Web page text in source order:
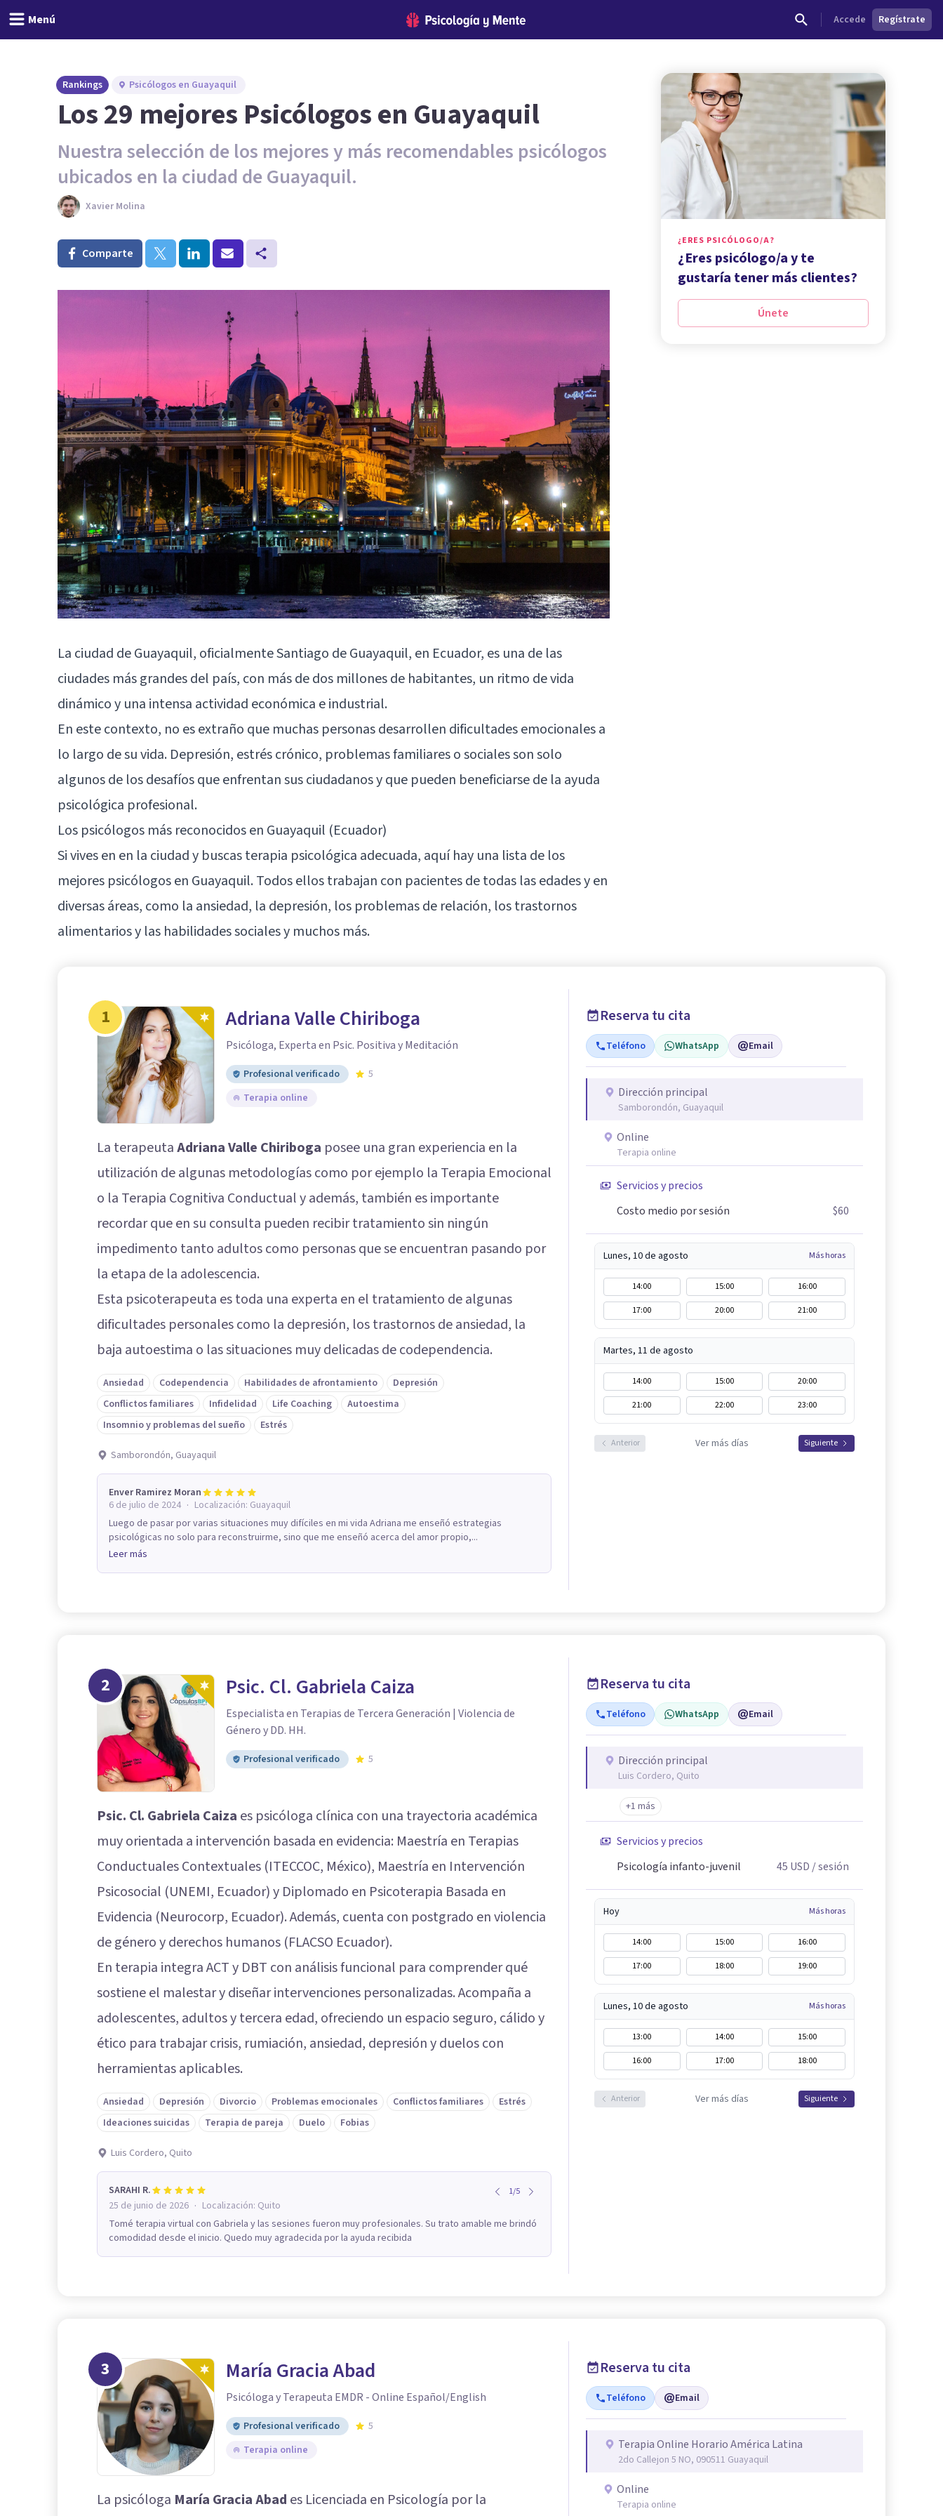
Menú Accede Regístrate
Rankings Psicólogos en Guayaquil
Los 29 mejores Psicólogos en Guayaquil
Nuestra selección de los mejores y más recomendables psicólogos
ubicados en la ciudad de Guayaquil.
Xavier Molina
Comparte
La ciudad de Guayaquil, oficialmente Santiago de Guayaquil, en Ecuador, es una de las
ciudades más grandes del país, con más de dos millones de habitantes, un ritmo de vida
dinámico y una intensa actividad económica e industrial.
En este contexto, no es extraño que muchas personas desarrollen dificultades emocionales a
lo largo de su vida. Depresión, estrés crónico, problemas familiares o sociales son solo
algunos de los desafíos que enfrentan sus ciudadanos y que pueden beneficiarse de la ayuda
psicológica profesional.
Los psicólogos más reconocidos en Guayaquil (Ecuador)
Si vives en en la ciudad y buscas terapia psicológica adecuada, aquí hay una lista de los
mejores psicólogos en Guayaquil. Todos ellos trabajan con pacientes de todas las edades y en
diversas áreas, como la ansiedad, la depresión, los problemas de relación, los trastornos
alimentarios y las habilidades sociales y muchos más.
¿ERES PSICÓLOGO/A?
¿Eres psicólogo/a y te
gustaría tener más clientes?
Únete
1 Adriana Valle Chiriboga
Psicóloga, Experta en Psic. Positiva y Meditación
Profesional verificado
5
Terapia online
La terapeutaAdriana Valle Chiriboga posee una gran experiencia en la
utilización de algunas metodologías como por ejemplo la Terapia Emocional
o la Terapia Cognitiva Conductual y además, también es importante
recordar que en su consulta pueden recibir tratamiento sin ningún
impedimento tanto adultos como personas que se encuentran pasando por
la etapa de la adolescencia.
Esta psicoterapeuta es toda una experta en el tratamiento de algunas
dificultades personales como la depresión, los trastornos de ansiedad, la
baja autoestima o las situaciones muy delicadas de codependencia.
Ansiedad Codependencia Habilidades de afrontamiento
Depresión
Conflictos familiares
Infidelidad Life Coaching
Autoestima
Insomnio y problemas del sueño
Estrés
Samborondón, Guayaquil
Enver Ramirez Moran
6 de julio de 2024 · Localización: Guayaquil
Luego de pasar por varias situaciones muy difíciles en mi vida Adriana me enseñó estrategias
psicológicas no solo para reconstruirme, sino que me enseñó acerca del amor propio,...
Leer más
Reserva tu cita
Teléfono WhatsApp Email
Dirección principal
Samborondón, Guayaquil
Online
Terapia online
Servicios y precios
Costo medio por sesión
$60
Lunes, 10 de agosto Más horas
14:00 15:00
16:00
17:00
20:00 21:00
Martes, 11 de agosto
14:00 15:00
20:00
21:00
22:00 23:00
Anterior Ver más días Siguiente
2 Psic. Cl. Gabriela Caiza
Especialista en Terapias de Tercera Generación | Violencia de
Género y DD. HH.
Profesional verificado 5
Psic. Cl. Gabriela Caiza es psicóloga clínica con una trayectoria académica
muy orientada a intervención basada en evidencia: Maestría en Terapias
Conductuales Contextuales (ITECCOC, México), Maestría en Intervención
Psicosocial (UNEMI, Ecuador) y Diplomado en Psicoterapia Basada en
Evidencia (Neurocorp, Ecuador). Además, cuenta con postgrado en violencia
de género y derechos humanos (FLACSO Ecuador).
En terapia integra ACT y DBT con análisis funcional para comprender qué
sostiene el malestar y diseñar intervenciones personalizadas. Acompaña a
adolescentes, adultos y tercera edad, ofreciendo un espacio seguro, cálido y
ético para trabajar crisis, rumiación, ansiedad, depresión y duelos con
herramientas aplicables.
Ansiedad Depresión Divorcio Problemas emocionales Conflictos familiares
Estrés
Ideaciones suicidas
Terapia de pareja Duelo Fobias
Luis Cordero, Quito
SARAHI R. 1/5
25 de junio de 2026 · Localización: Quito
Tomé terapia virtual con Gabriela y las sesiones fueron muy profesionales. Su trato amable me brindó
comodidad desde el inicio. Quedo muy agradecida por la ayuda recibida
Reserva tu cita
Teléfono WhatsApp Email
Dirección principal
Luis Cordero, Quito
+1 más
Servicios y precios
Psicología infanto-juvenil
45 USD / sesión
Hoy Más horas
14:00 15:00
16:00
17:00
18:00 19:00
Lunes, 10 de agosto Más horas
13:00 14:00
15:00
16:00
17:00 18:00
Anterior Ver más días Siguiente
3 María Gracia Abad
Psicóloga y Terapeuta EMDR - Online Español/English
Profesional verificado
5
Terapia online
La psicóloga María Gracia Abad es Licenciada en Psicología por la
Reserva tu cita
Teléfono Email
Terapia Online Horario América Latina
2do Callejon 5 NO, 090511 Guayaquil
Online
Terapia online